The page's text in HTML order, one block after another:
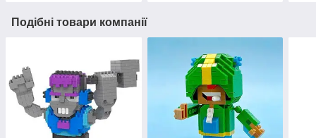
Подібні товари компанії